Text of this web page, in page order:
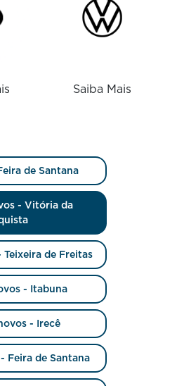
Saiba Mais
de Santana
- Vitória da
de Freitas
- Itabuna
- Irecê
Feira de Santana